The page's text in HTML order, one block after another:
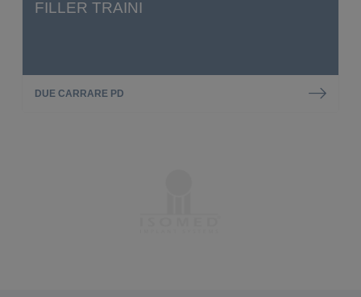
FILLER TRAINI
DUE CARRARE PD